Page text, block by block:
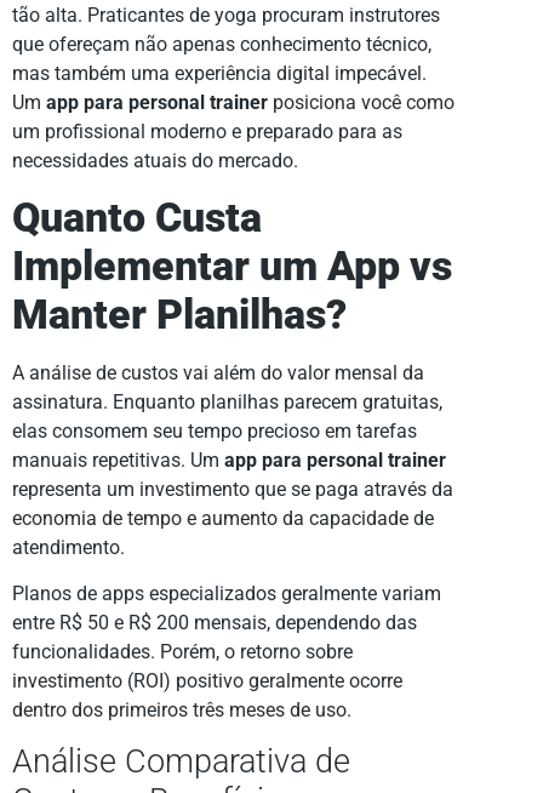
tão alta. Praticantes de yoga procuram instrutores
que ofereçam não apenas conhecimento técnico,
mas também uma experiência digital impecável.
Um app para personal trainer posiciona você como
um profissional moderno e preparado para as
necessidades atuais do mercado.
Quanto Custa
Implementar um App vs
Manter Planilhas?
A análise de custos vai além do valor mensal da
assinatura. Enquanto planilhas parecem gratuitas,
elas consomem seu tempo precioso em tarefas
manuais repetitivas. Um app para personal trainer
representa um investimento que se paga através da
economia de tempo e aumento da capacidade de
atendimento.
Planos de apps especializados geralmente variam
entre R$ 50 e R$ 200 mensais, dependendo das
funcionalidades. Porém, o retorno sobre
investimento (ROI) positivo geralmente ocorre
dentro dos primeiros três meses de uso.
Análise Comparativa de